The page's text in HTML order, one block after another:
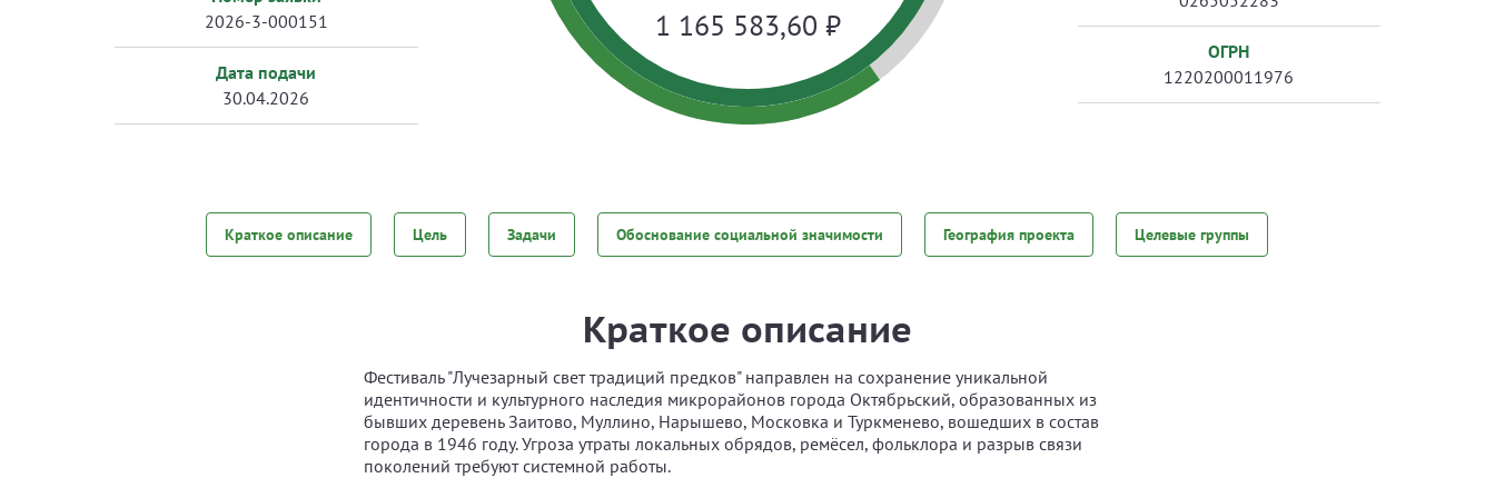
2026-3-000151
Дата подачи
30.04.2026
1 165 583,60 ₽
ОГРН
1220200011976
Краткое описание Цель Задачи Обоснование социальной значимости География проекта Целевые группы
Краткое описание
Фестиваль "Лучезарный свет традиций предков" направлен на сохранение уникальной
идентичности и культурного наследия микрорайонов города Октябрьский, образованных из
бывших деревень Заитово, Муллино, Нарышево, Московка и Туркменево, вошедших в состав
города в 1946 году. Угроза утраты локальных обрядов, ремёсел, фольклора и разрыв связи
поколений требуют системной работы.